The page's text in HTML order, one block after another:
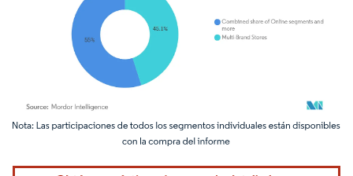
Imagen © Mordor Intelligence. El uso requiere atribución según CC BY 4.0.